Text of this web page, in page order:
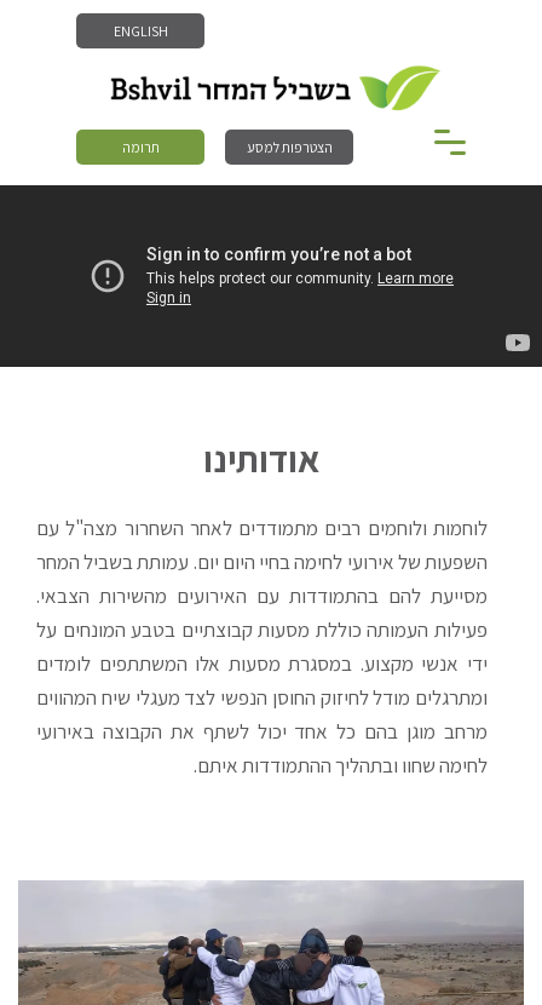
ENGLISH
תרומה הצטרפות למסע
אודותינו
לוחמות ולוחמים רבים מתמודדים לאחר השחרור מצה"ל עם
השפעות של אירועי לחימה בחיי היום יום. עמותת בשבילהמחר
מסייעת להם בהתמודדות עם האירועים מהשירות הצבאי.
פעילות העמותה כוללת מסעות קבוצתיים בטבע המונחים על
ידי אנשי מקצוע. במסגרת מסעות אלו המשתתפים לומדים
ומתרגלים מודל לחיזוק החוסן הנפשי לצד מעגלי שיח המהווים
מרחב מוגן בהם כל אחד יכול לשתף את הקבוצה באירועי
לחימה שחוו ובתהליךההתמודדות איתם.